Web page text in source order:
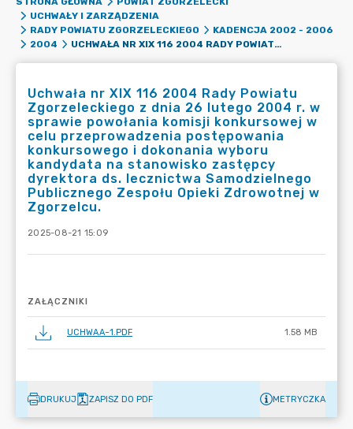
UCHWAŁY I ZARZĄDZENIA
RADY POWIATU ZGORZELECKIEGO
KADENCJA 2002 - 2006
2004
UCHWAŁA NR XIX 116 2004 RADY POWIATU ZGORZELECKIEGO Z DNIA 26 LUTEGO 2004 R. W SPRAWIE POWOŁANIA KOMISJI KONKURSOWEJ W CELU PRZEPROWADZENIA POSTĘPOWANIA KONKURSOWEGO I DOKONANIA WYBORU KANDYDATA NA STANOWISKO ZASTĘPCY DYREKTORA DS. LECZNICTWA SAMODZIELNEGO PUBLICZNEGO ZESPOŁU OPIEKI ZDROWOTNEJ W ZGORZELCU.
Uchwała nr XIX 116 2004 Rady Powiatu
Zgorzeleckiego z dnia 26 lutego 2004 r. w
sprawie powołania komisji konkursowej w
celu przeprowadzenia postępowania
konkursowego i dokonania wyboru
kandydata na stanowisko zastępcy
dyrektora ds. lecznictwa Samodzielnego
Publicznego Zespołu Opieki Zdrowotnej w
Zgorzelcu.
2025-08-21 15:09
ZAŁĄCZNIKI
UCHWAA~1.PDF 1.58 MB
DRUKUJ ZAPISZ DO PDF METRYCZKA